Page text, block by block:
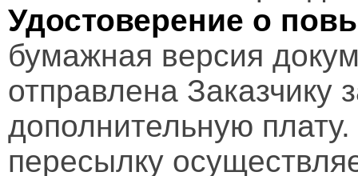
Удостоверение о
бумажная версия
отправлена Заказчику
дополнительную
пересылку